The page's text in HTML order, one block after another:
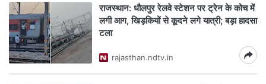
राजस्थान: धौलपुर रेलवे स्टेशन पर ट्रेन के कोच में
लगी आग, खिड़कियों से कूदने लगे यात्री; बड़ा हादसा
टला
rajasthan.ndtv.in